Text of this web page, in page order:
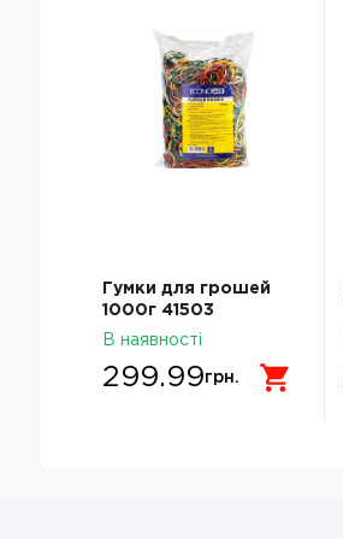
Гумки для грошей
1000г 41503
Economix
В наявності
299.99грн.